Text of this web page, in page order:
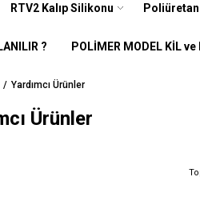
RTV2 Kalıp Silikonu Poliüretan
? POLİMER MODEL KİL ve
Yardımcı Ürünler
Ürünler